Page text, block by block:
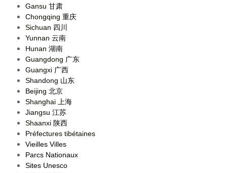
Gansu 甘肃
Chongqing 重庆
Sichuan 四川
Yunnan 云南
Hunan 湖南
Guangdong 广东
Guangxi 广西
Shandong 山东
Beijing 北京
Shanghai 上海
Jiangsu 江苏
Shaanxi 陕西
Préfectures tibétaines
Vieilles Villes
Parcs Nationaux
Sites Unesco